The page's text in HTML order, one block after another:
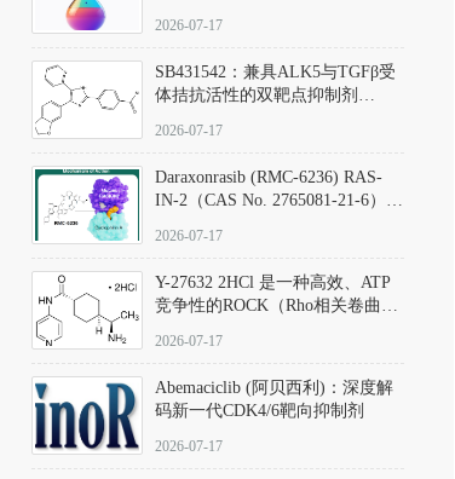
范
2026-07-17
SB431542：兼具ALK5与TGFβ受
体拮抗活性的双靶点抑制剂
D801067）
2026-07-17
Daraxonrasib (RMC-6236) RAS-
IN-2（CAS No. 2765081-21-6）：
向KRAS/NRAS/HRAS的广谱RAS
2026-07-17
Y-27632 2HCl 是一种高效、ATP
竞争性的ROCK（Rho相关卷曲螺
同等抑制ROCK1与ROCK2；其通
过精准嵌入激酶的ATP结合位点
发挥抑制作用，对ROCK1和
ROCK2的解离常数（Ki）分别为
140 nM和300 nM；在众多丝氨酸/
2026-07-17
Abemaciclib (阿贝西利)：深度解
码新一代CDK4/6靶向抑制剂
2026-07-17